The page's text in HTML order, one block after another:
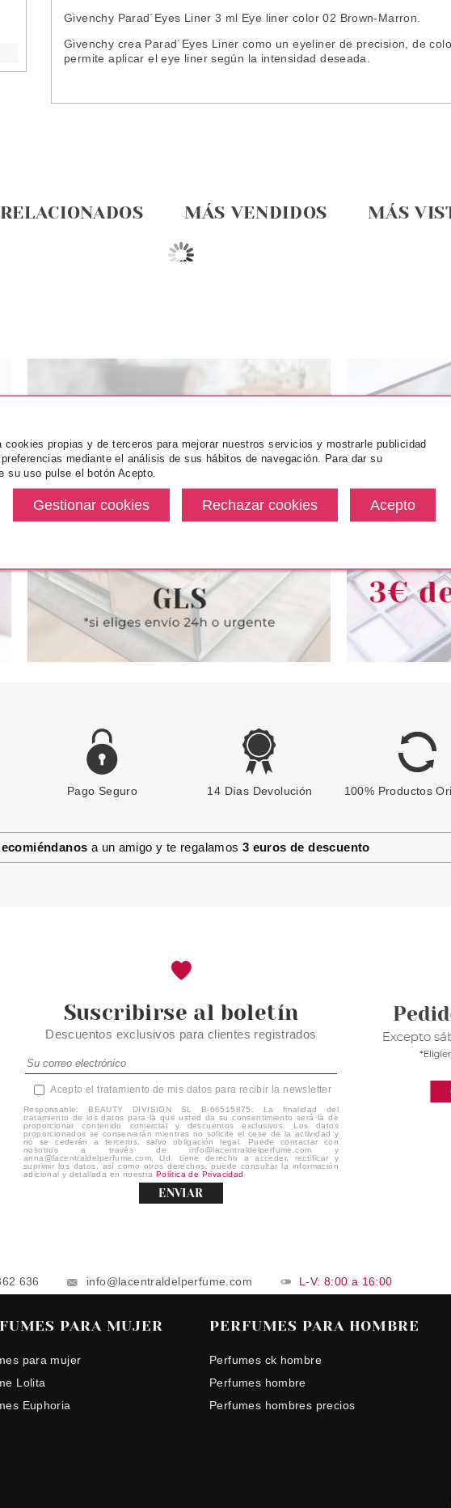
Givenchy Parad´Eyes Liner 3 ml Eye liner color 02 Brown-Marron.
Givenchy crea Parad´Eyes Liner como un eyeliner de precision, de
permite aplicar el eye liner según la intensidad deseada.
MÁS VENDIDOS MÁS
QUATUOR 6
4 GR
desde
GIVENCHY
GIVENCHY PRISME QUATUOR 1
CARESSE 4 GR
Pvr 79.00€ desde
GIVENCHY
13 NOIR SEQUIN 4 GR
Pvr 23.50€ desde
GIVENCHY
Pvr 35.00€
Pago Seguro 14 Días Devolución 100% Productos
a un amigo y te regalamos 3 euros de descuento
Suscribirse al boletín
Descuentos exclusivos para clientes registrados
Acepto el tratamiento de mis datos para recibir la newsletter
Responsable: BEAUTY DIVISION SL B-66515875. La finalidad del
tratamiento de los datos para la que usted da su consentimiento será la de
proporcionar contenido comercial y descuentos exclusivos. Los datos
proporcionados se conservarán mientras no solicite el cese de la actividad y
no se cederán a terceros, salvo obligación legal. Puede contactar con
nosotros a través de info@lacentraldelperfume.com y
anna@lacentraldelperfume.com. Ud. tiene derecho a acceder, rectificar y
suprimir los datos, así como otros derechos, puede consultar la información
adicional y detallada en nuestra Política de Privacidad
ENVIAR
636 info@lacentraldelperfume.com L-V: 8:00 a 16:00
PARA MUJER
para mujer
Lolita
Euphoria
PERFUMES PARA HOMBRE
Perfumes ck hombre
Perfumes hombre
Perfumes hombres precios
propias y de terceros para mejorar nuestros servicios y mostrarle publicidad
mediante el análisis de sus hábitos de navegación. Para dar su
su uso pulse el botón Acepto.